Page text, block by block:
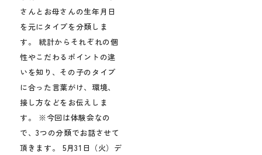
さんとお母さんの生年月日
を元にタイプを分類しま
す。 統計からそれぞれの個
性やこだわるポイントの違
いを知り、その子のタイプ
に合った言葉がけ、環境、
接し方などをお伝えしま
す。 ※今回は体験会なの
で、3つの分類でお話させて
頂きます。 5月31日（火）デ